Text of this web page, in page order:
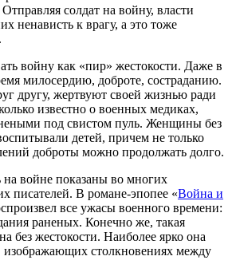
солдат на войну, власти
ненависть к врагу, а это тоже
войну как «пир» жестокости. Даже в
милосердию, доброте, состраданию.
другу, жертвуют своей жизнью ради
известно о военных медиках,
под свистом пуль. Женщины без
детей, причем не только
доброты можно продолжать долго.
на войне показаны во многих
писателей. В романе-эпопее «Война и
все ужасы военного времени:
раненых. Конечно же, такая
без жестокости. Наиболее ярко она
изображающих столкновениях между